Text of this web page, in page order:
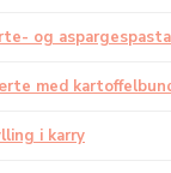
og
med
i karry